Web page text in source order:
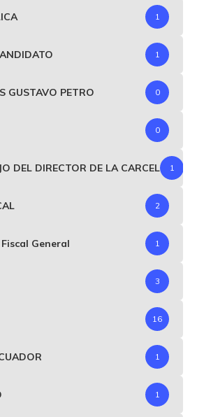
1
1
GUSTAVO PETRO 0
0
DEL DIRECTOR DE LA CARCEL 1
2
General 1
3
16
1
1